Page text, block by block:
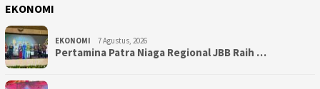
EKONOMI
EKONOMI 7 Agustus, 2026
Pertamina Patra Niaga Regional JBB Raih …